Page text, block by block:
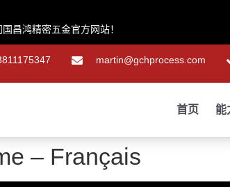
昌鸿精密五金官方网站！
martin@gchprocess.com
首页 能
– Français